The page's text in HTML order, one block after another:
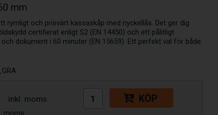
mm
rymligt och prisvärt kassaskåp med nyckellås. Det ger dig
certifierat enligt S2 (EN 14450) och ett pålitligt
dokument i 60 minuter (EN 15659). Ett perfekt val för både
KÖP